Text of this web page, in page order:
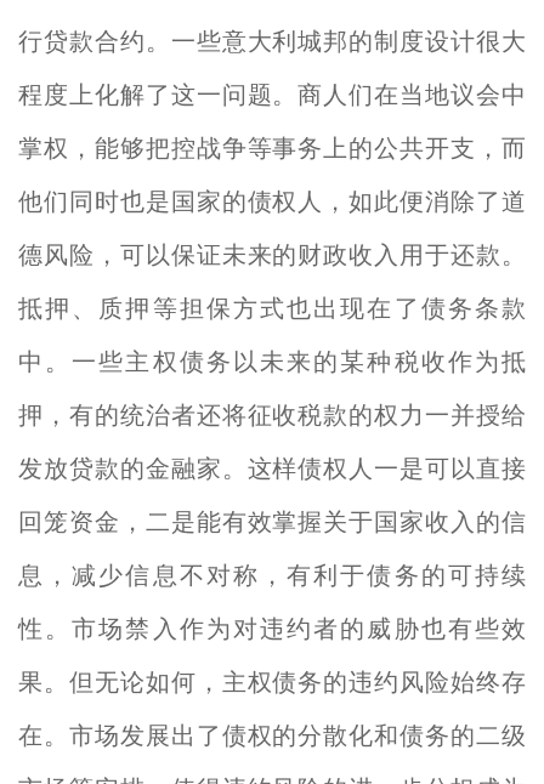
行贷款合约。一些意大利城邦的制度设计很大
程度上化解了这一问题。商人们在当地议会中
掌权，能够把控战争等事务上的公共开支，而
他们同时也是国家的债权人，如此便消除了道
德风险，可以保证未来的财政收入用于还款。
抵押、质押等担保方式也出现在了债务条款
中。一些主权债务以未来的某种税收作为抵
押，有的统治者还将征收税款的权力一并授给
发放贷款的金融家。这样债权人一是可以直接
回笼资金，二是能有效掌握关于国家收入的信
息，减少信息不对称，有利于债务的可持续
性。市场禁入作为对违约者的威胁也有些效
果。但无论如何，主权债务的违约风险始终存
在。市场发展出了债权的分散化和债务的二级